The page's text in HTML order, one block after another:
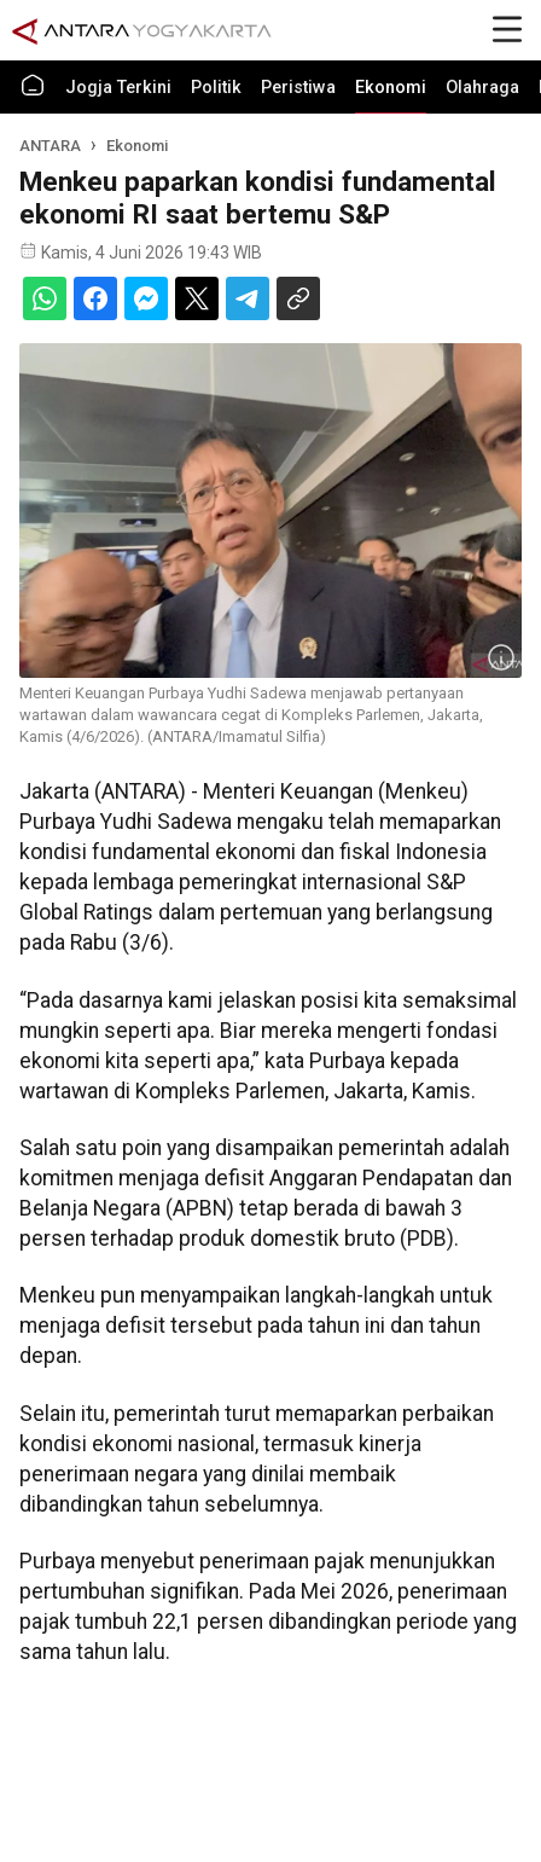
Jogja Terkini Politik Peristiwa Ekonomi Olahraga
ANTARA Ekonomi
Menkeu paparkan kondisi fundamental
ekonomi RI saat bertemu S&P
Kamis, 4 Juni 2026 19:43 WIB
Menteri Keuangan Purbaya Yudhi Sadewa menjawab pertanyaan
wartawan dalam wawancara cegat di Kompleks Parlemen, Jakarta,
Kamis (4/6/2026). (ANTARA/Imamatul Silfia)
Jakarta (ANTARA) - Menteri Keuangan (Menkeu)
Purbaya Yudhi Sadewa mengaku telah memaparkan
kondisi fundamental ekonomi dan fiskal Indonesia
kepada lembaga pemeringkat internasional S&P
Global Ratings dalam pertemuan yang berlangsung
pada Rabu (3/6).
“Pada dasarnya kami jelaskan posisi kita semaksimal
mungkin seperti apa. Biar mereka mengerti fondasi
ekonomi kita seperti apa,” kata Purbaya kepada
wartawan di Kompleks Parlemen, Jakarta, Kamis.
Salah satu poin yang disampaikan pemerintah adalah
komitmen menjaga defisit Anggaran Pendapatan dan
Belanja Negara (APBN) tetap berada di bawah 3
persen terhadap produk domestik bruto (PDB).
Menkeu pun menyampaikan langkah-langkah untuk
menjaga defisit tersebut pada tahun ini dan tahun
depan.
Selain itu, pemerintah turut memaparkan perbaikan
kondisi ekonomi nasional, termasuk kinerja
penerimaan negara yang dinilai membaik
dibandingkan tahun sebelumnya.
Purbaya menyebut penerimaan pajak menunjukkan
pertumbuhan signifikan. Pada Mei 2026, penerimaan
pajak tumbuh 22,1 persen dibandingkan periode yang
sama tahun lalu.